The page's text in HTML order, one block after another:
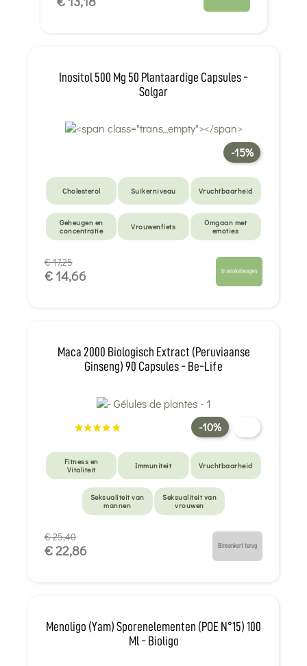
Inositol 500 Mg 50 Plantaardige Capsules -
Solgar
-15%
Cholesterol Suikerniveau Vruchtbaarheid
Geheugen en
concentratie
Vrouwenfiets
Omgaan met
emoties
€ 17,25
€ 14,66 In winkelwagen
Maca 2000 Biologisch Extract (Peruviaanse
Ginseng) 90 Capsules - Be-Life
-10%
Fitness en
Vitaliteit
Immuniteit Vruchtbaarheid
Seksualiteit van
mannen
Seksualiteit van
vrouwen
€ 25,40
€ 22,86 Binnenkort terug
Menoligo (Yam) Sporenelementen (POE N°15) 100
Ml - Bioligo